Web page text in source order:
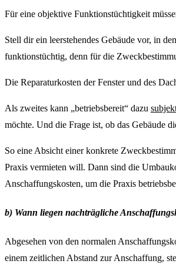
Für eine objektive Funktionstüchtigkeit
Stell dir ein leerstehendes Gebäude vor, in
funktionstüchtig, denn für die
Die Reparaturkosten der Fenster und des
Als zweites kann „betriebsbereit“ dazu
möchte. Und die Frage ist, ob das Gebäude
So eine Absicht einer konkrete
Praxis vermieten will. Dann sind die
Anschaffungskosten, um die Praxis
b) Wann liegen nachträgliche
Abgesehen von den normalen
einem zeitlichen Abstand zur Anschaffung,